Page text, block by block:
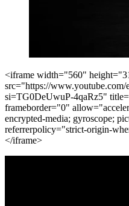
<iframe width="560"
src="https://
si=TG0DeUwuP-4qaRz5"
frameborder="0"
encrypted-media; gyroscope;
referrerpolicy="strict-origin-
</iframe>